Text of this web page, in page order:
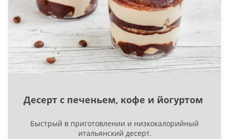
Десерт с печеньем, кофе и йогуртом
Быстрый в приготовлении и низкокалорийный
итальянский десерт.